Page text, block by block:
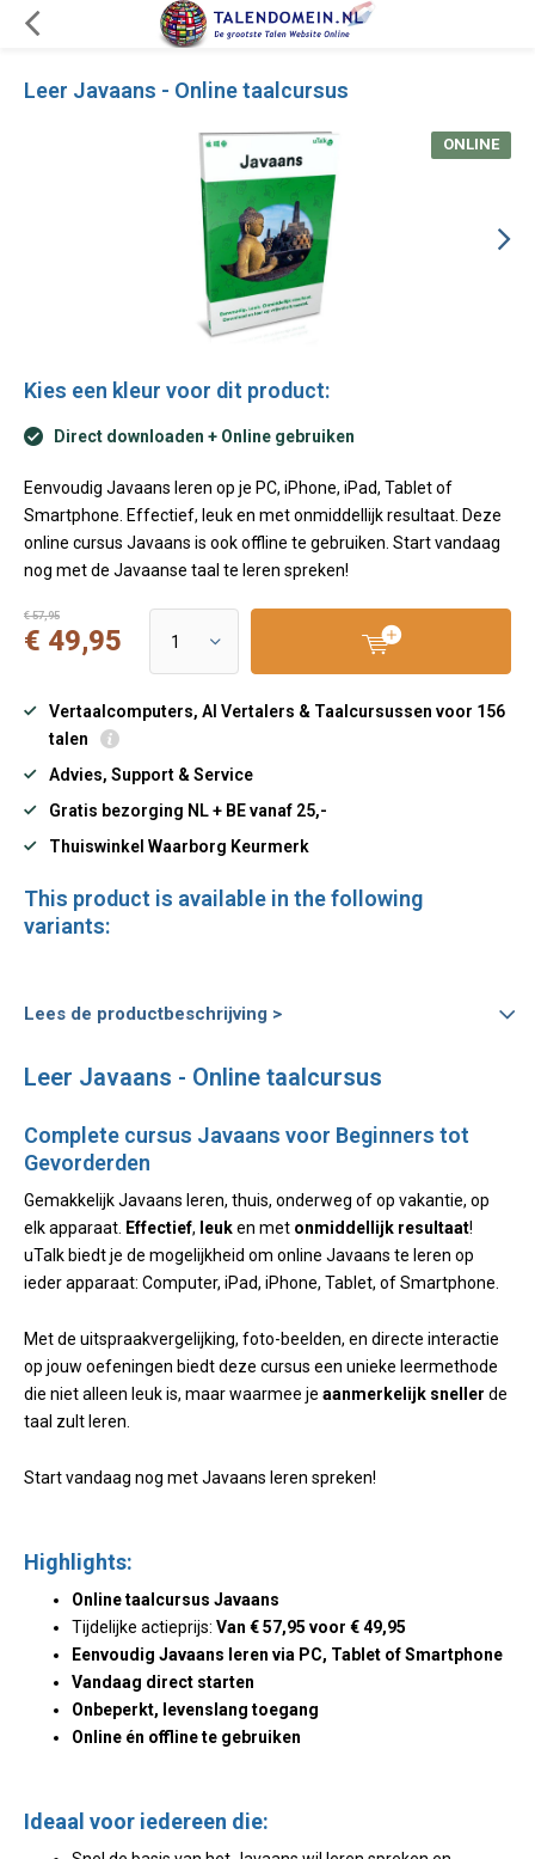
Leer Javaans - Online taalcursus
ONLINE
Kies een kleur voor dit product:
Direct downloaden + Online gebruiken
Eenvoudig Javaans leren op je PC, iPhone, iPad, Tablet of
Smartphone. Effectief, leuk en met onmiddellijk resultaat. Deze
online cursus Javaans is ook offline te gebruiken. Start vandaag
nog met de Javaanse taal te leren spreken!
€ 57,95
€ 49,95
Vertaalcomputers, AI Vertalers & Taalcursussen voor 156
talen
Advies, Support & Service
Gratis bezorging NL + BE vanaf 25,-
Thuiswinkel Waarborg Keurmerk
This product is available in the following
variants:
Lees de productbeschrijving >
Leer Javaans - Online taalcursus
Complete cursus Javaans voor Beginners tot
Gevorderden
Gemakkelijk Javaans leren, thuis, onderweg of op vakantie, op
elk apparaat. Effectief, leuken met onmiddellijk resultaat!
uTalk biedt je de mogelijkheid om online Javaans te leren op
ieder apparaat: Computer, iPad, iPhone, Tablet, of Smartphone.
Met de uitspraakvergelijking, foto-beelden, en directe interactie
op jouw oefeningen biedt deze cursus een unieke leermethode
die niet alleen leuk is, maar waarmee je aanmerkelijk sneller de
taal zult leren.
Start vandaag nog met Javaans leren spreken!
Highlights:
Online taalcursus Javaans
Tijdelijke actieprijs: Van €57,95 voor € 49,95
Eenvoudig Javaans leren via PC, Tablet of Smartphone
Vandaag direct starten
Onbeperkt, levenslang toegang
Online én offline te gebruiken
Ideaal voor iedereen die: